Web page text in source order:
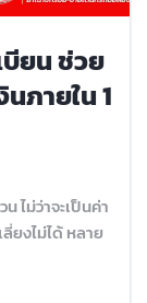
ยน ช่วย
ภายใน 1
ไม่ว่าจะเป็นค่า
ยงไม่ได้ หลาย